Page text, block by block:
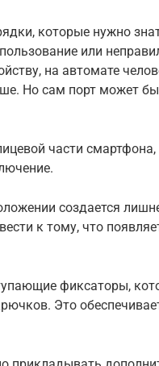
которые нужно
или
на автомате
Но сам порт может
части смартфона,
создается
к тому, что
фиксаторы,
Это